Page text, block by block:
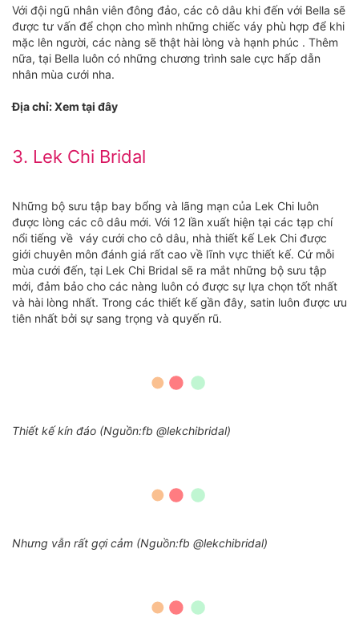
Với đội ngũ nhân viên đông đảo, các cô dâu khi đến với Bella sẽ
được tư vấn để chọn cho mình những chiếc váy phù hợp để khi
mặc lên người, các nàng sẽ thật hài lòng và hạnh phúc . Thêm
nữa, tại Bella luôn có những chương trình sale cực hấp dẫn
nhân mùa cưới nha.
Địa chỉ: Xem tại đây
3. Lek Chi Bridal
Những bộ sưu tập bay bổng và lãng mạn của Lek Chi luôn
được lòng các cô dâu mới. Với 12 lần xuất hiện tại các tạp chí
nổi tiếng về váy cưới cho cô dâu, nhà thiết kế Lek Chi được
giới chuyên môn đánh giá rất cao về lĩnh vực thiết kế. Cứ mỗi
mùa cưới đến, tại Lek Chi Bridal sẽ ra mắt những bộ sưu tập
mới, đảm bảo cho các nàng luôn có được sự lựa chọn tốt nhất
và hài lòng nhất. Trong các thiết kế gần đây, satin luôn được ưu
tiên nhất bởi sự sang trọng và quyến rũ.
Thiết kế kín đáo (Nguồn:fb @lekchibridal)
Nhưng vẫn rất gợi cảm (Nguồn:fb @lekchibridal)